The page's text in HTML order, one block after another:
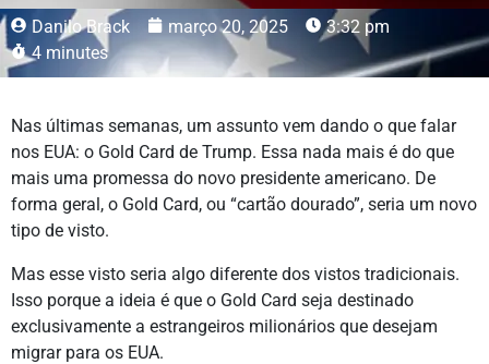
Danilo Brack março 20, 2025
3:32 pm
4 minutes
Nas últimas semanas, um assunto vem dando o que falar
nos EUA: o Gold Card de Trump. Essa nada mais é do que
mais uma promessa do novo presidente americano. De
forma geral, o Gold Card, ou “cartão dourado”, seria um novo
tipo de visto.
Mas esse visto seria algo diferente dos vistos tradicionais.
Isso porque a ideia é que o Gold Card seja destinado
exclusivamente a estrangeiros milionários que desejam
migrar para os EUA.